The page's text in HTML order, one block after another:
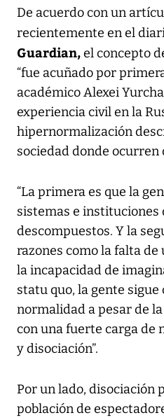
De acuerdo con un
recientemente en el
Guardian,el concepto
“fue acuñado por
académico Alexei
experiencia civil en la
hipernormalización
sociedad donde ocurren
“La primera es que la
sistemas e instituciones
descompuestos. Y la
razones como la falta
la incapacidad de
statu quo, la gente sigue
normalidad a pesar de
con una fuerte carga de
y disociación”.
Por un lado, disociación
población de